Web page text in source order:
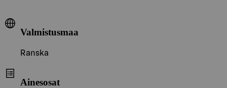
Valmistusmaa
Ranska
Ainesosat